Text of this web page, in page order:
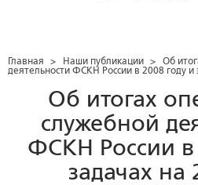
Главная > Наши публикации > Об
деятельности ФСКН России в 2008 году и
Об итогах
служебной
ФСКН России в
задачах на